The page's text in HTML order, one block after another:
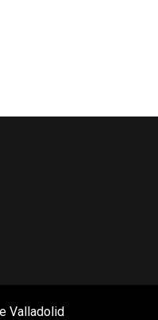
Valladolid